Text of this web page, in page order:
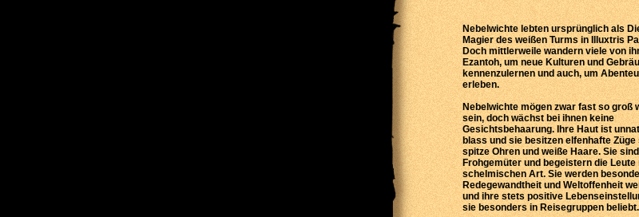
Nebelwichte lebten ursprünglich als
Magier des weißen Turms in Illuxtris
Doch mittlerweile wandern viele von
Ezantoh, um neue Kulturen und
kennenzulernen und auch, um
erleben.
Nebelwichte mögen zwar fast so groß
sein, doch wächst bei ihnen keine
Gesichtsbehaarung. Ihre Haut ist
blass und sie besitzen elfenhafte Züge
spitze Ohren und weiße Haare. Sie
Frohgemüter und begeistern die
schelmischen Art. Sie werden
Redegewandtheit und Weltoffenheit
und ihre stets positive
sie besonders in Reisegruppen beliebt.